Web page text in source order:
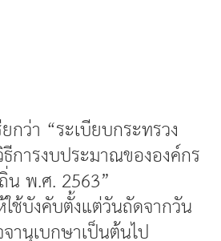
กว่า “ระเบียบกระทรวง
การงบประมาณขององค์กร
น พ.ศ. 2563”
ช้บังคับตั้งแต่วันถัดจากวัน
านุเบกษาเป็นต้นไป